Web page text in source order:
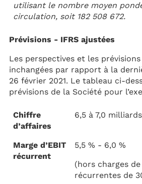
utilisant le nombre moyen
circulation, soit 182 508 672.
Prévisions - IFRS ajustées
Les perspectives et les
inchangées par rapport à la
26 février 2021. Le tableau ci-
prévisions de la Société pour
Chiffre
d’affaires
6,5 à 7,0
Marge d’EBIT
récurrent
5,5 % - 6,0 %
(hors charges
récurrentes de